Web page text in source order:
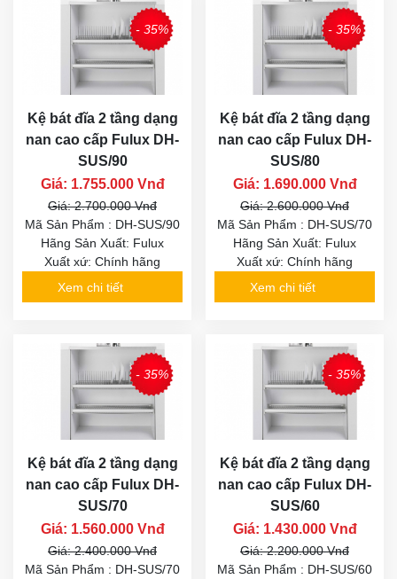
- 35%
Kệ bát đĩa 2 tầng dạng
nan cao cấp Fulux DH-
SUS/90
Giá: 1.755.000 Vnđ
Giá: 2.700.000 Vnđ
Mã Sản Phẩm : DH-SUS/90
Hãng Sản Xuất: Fulux
Xuất xứ: Chính hãng
Xem chi tiết
- 35%
Kệ bát đĩa 2 tầng dạng
nan cao cấp Fulux DH-
SUS/80
Giá: 1.690.000 Vnđ
Giá: 2.600.000 Vnđ
Mã Sản Phẩm : DH-SUS/70
Hãng Sản Xuất: Fulux
Xuất xứ: Chính hãng
Xem chi tiết
- 35%
Kệ bát đĩa 2 tầng dạng
nan cao cấp Fulux DH-
SUS/70
Giá: 1.560.000 Vnđ
Giá: 2.400.000 Vnđ
Mã Sản Phẩm : DH-SUS/70
- 35%
Kệ bát đĩa 2 tầng dạng
nan cao cấp Fulux DH-
SUS/60
Giá: 1.430.000 Vnđ
Giá: 2.200.000 Vnđ
Mã Sản Phẩm : DH-SUS/60